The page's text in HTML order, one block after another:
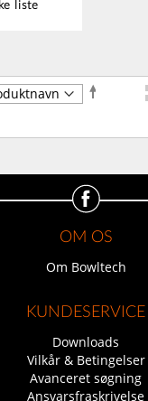
liste
Faldende
OM OS
Om Bowltech
KUNDESERVICE
Downloads
Vilkår & Betingelser
Avanceret søgning
Ansvarsfraskrivelse